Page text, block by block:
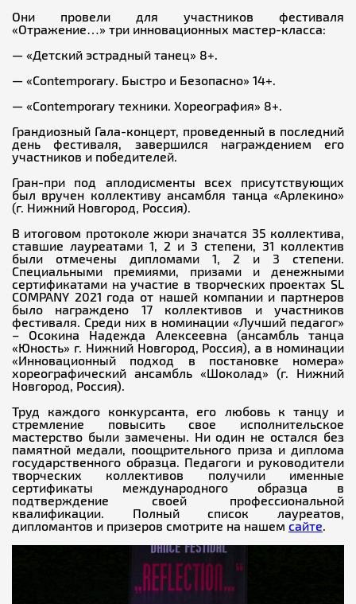
Они провели для участников фестиваля
«Отражение…» три инновационных мастер-класса:
— «Детский эстрадный танец» 8+.
— «Contemporary. Быстро и Безопасно» 14+.
— «Contemporary техники. Хореография» 8+.
Грандиозный Гала-концерт, проведенный в последний
день фестиваля, завершился награждением его
участников и победителей.
Гран-при под аплодисменты всех присутствующих
был вручен коллективу ансамбля танца «Арлекино»
(г. Нижний Новгород, Россия).
В итоговом протоколе жюри значатся 35 коллектива,
ставшие лауреатами 1, 2 и 3 степени, 31 коллектив
были отмечены дипломами 1, 2 и 3 степени.
Специальными премиями, призами и денежными
сертификатами на участие в творческих проектах SL
COMPANY 2021 года от нашей компании и партнеров
было награждено 17 коллективов и участников
фестиваля. Среди них в номинации «Лучший педагог»
– Осокина Надежда Алексеевна (ансамбль танца
«Юность» г. Нижний Новгород, Россия), а в номинации
«Инновационный подход в постановке номера»
хореографический ансамбль «Шоколад» (г. Нижний
Новгород, Россия).
Труд каждого конкурсанта, его любовь к танцу и
стремление повысить свое исполнительское
мастерство были замечены. Ни один не остался без
памятной медали, поощрительного приза и диплома
государственного образца. Педагоги и руководители
творческих коллективов получили именные
сертификаты международного образца в
подтверждение своей профессиональной
квалификации. Полный список лауреатов,
дипломантов и призеров смотрите на нашем сайте.